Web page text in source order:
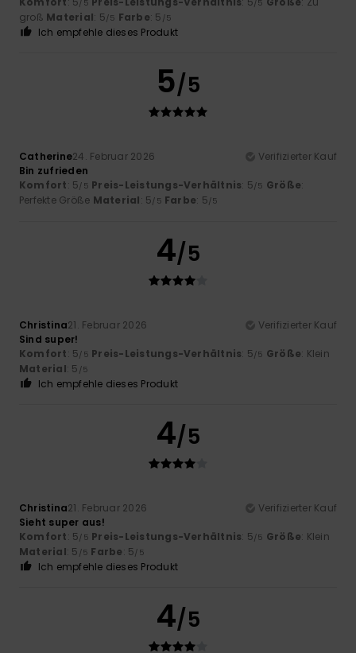
/5 /5
groß Material: 5/5 Farbe: 5 /5
Ich empfehle dieses Produkt
5/5
Catherine24. Februar 2026
Verifizierter Kauf
Bin zufrieden
Komfort: 5/5 Preis-Leistungs-Verhältnis: 5/5 Größe:
Perfekte Größe Material: 5/5 Farbe: 5/5
4/5
Christina21. Februar 2026
Verifizierter Kauf
Sind super!
Komfort: 5/5 Preis-Leistungs-Verhältnis: 5/5 Größe: Klein
Material: 5 /5
Ich empfehle dieses Produkt
4/5
Christina21. Februar 2026
Verifizierter Kauf
Sieht super aus!
Komfort: 5/5 Preis-Leistungs-Verhältnis: 5/5 Größe: Klein
Material: 5 /5 Farbe: 5/5
Ich empfehle dieses Produkt
4/5